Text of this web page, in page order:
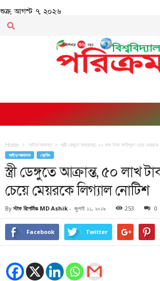
শুক্র, আগস্ট ৭, ২০২৬
Home আইন/আদালত স্ত্রী ডেঙ্গুতে আক্রান্ত, ৫০ লাখ টাকা ক্ষতিপূরণ চেয়ে মেয়রকে
আইন/আদালত ব্রেকিং
স্ত্রী ডেঙ্গুতে আক্রান্ত, ৫০ লাখ
চেয়ে মেয়রকে লিগ্যাল নোটিশ
By স্টাফ রিপোর্টারঃ MD Ashik - জুলাই ১১, ২০১৯ 253 0
Facebook Twitter